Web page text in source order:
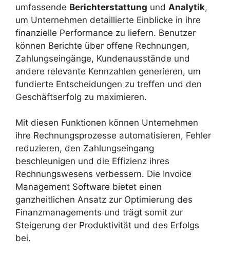
umfassende Berichterstattung und Analytik,
um Unternehmen detaillierte Einblicke in ihre
finanzielle Performance zu liefern. Benutzer
können Berichte über offene Rechnungen,
Zahlungseingänge, Kundenausstände und
andere relevante Kennzahlen generieren, um
fundierte Entscheidungen zu treffen und den
Geschäftserfolg zu maximieren.
Mit diesen Funktionen können Unternehmen
ihre Rechnungsprozesse automatisieren, Fehler
reduzieren, den Zahlungseingang
beschleunigen und die Effizienz ihres
Rechnungswesens verbessern. Die Invoice
Management Software bietet einen
ganzheitlichen Ansatz zur Optimierung des
Finanzmanagements und trägt somit zur
Steigerung der Produktivität und des Erfolgs
bei.